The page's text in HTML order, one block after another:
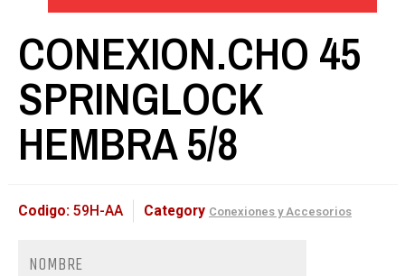
CONEXION.CHO 45
SPRINGLOCK
HEMBRA 5/8
Codigo: 59H-AA Category Conexiones y Accesorios